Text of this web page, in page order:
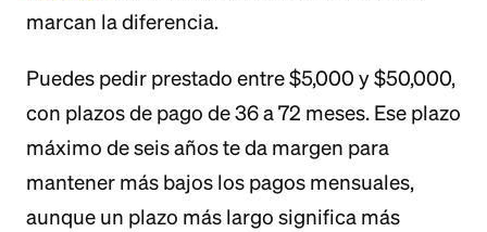
marcan la diferencia.
Puedes pedir prestado entre $5,000 y $50,000,
con plazos de pago de 36 a 72 meses. Ese plazo
máximo de seis años te da margen para
mantener más bajos los pagos mensuales,
aunque un plazo más largo significa más